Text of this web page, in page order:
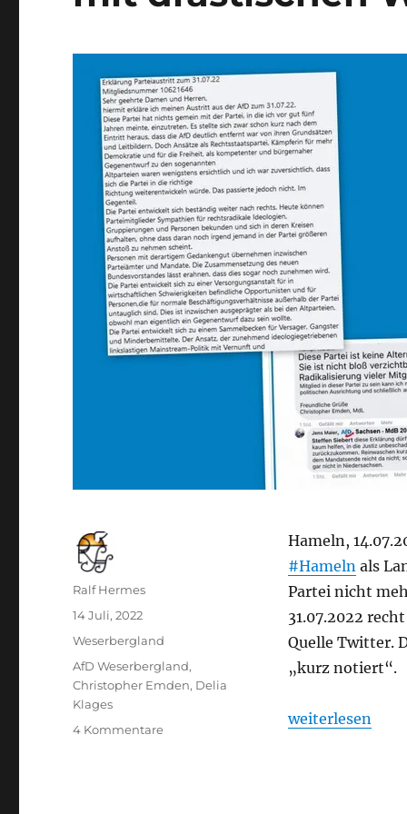
Hameln,
#Hamelnals
Partei nicht
31.07.2022
Quelle Twitter.
„kurz notiert“.
„AfD-Austritt
weiterlesen
Autor
Ralf Hermes
Veröffentlicht
14 Juli, 2022
Kategorien
Weserbergland
Schlagwörter
AfD Weserbergland,
Christopher Emden, Delia
Klages
4 Kommentarezu